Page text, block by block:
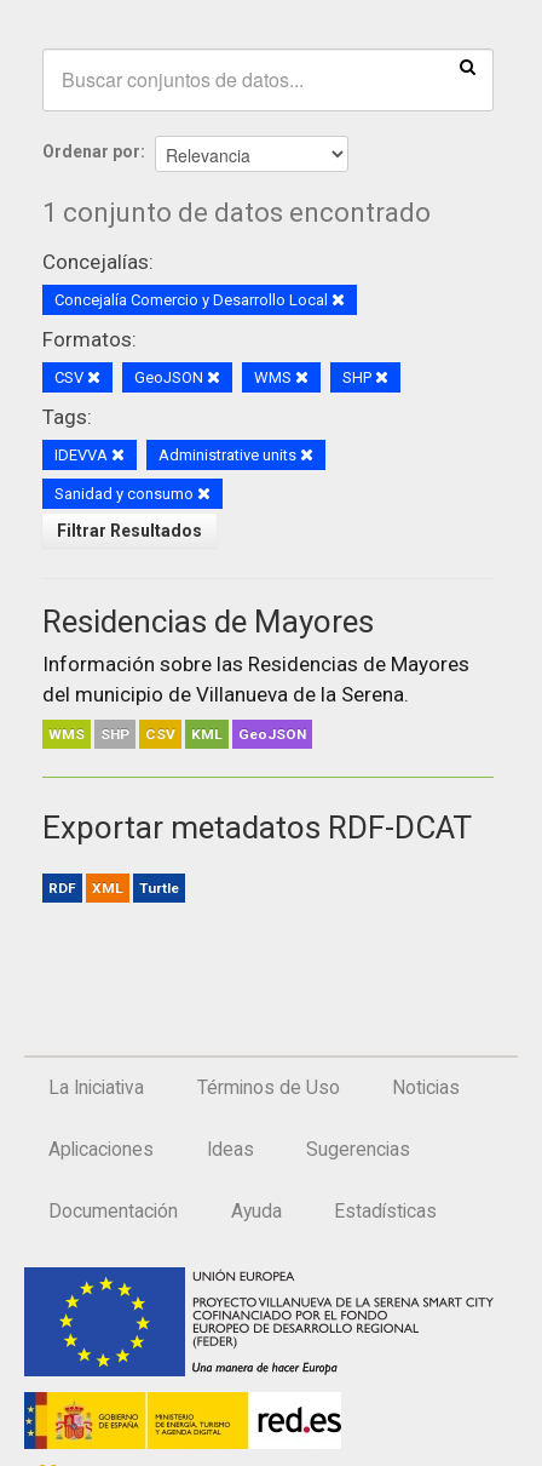
Ordenar por
1 conjunto de datos encontrado
Concejalías:
Concejalía Comercio y Desarrollo Local
Formatos:
CSV GeoJSON WMS SHP
Tags:
IDEVVA Administrative units
Sanidad y consumo
Filtrar Resultados
Residencias de Mayores
Información sobre las Residencias de Mayores
del municipio de Villanueva de la Serena.
WMS SHP CSV KML GeoJSON
Exportar metadatos RDF-DCAT
RDF XML Turtle
La Iniciativa Términos de Uso Noticias
Aplicaciones Ideas Sugerencias
Documentación Ayuda Estadísticas